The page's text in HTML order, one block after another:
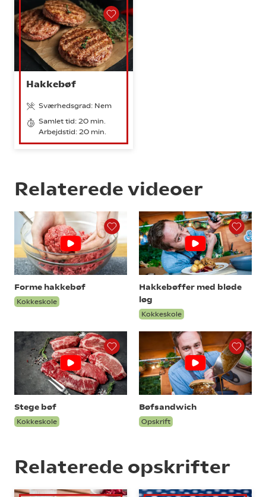
Hakkebøf
Sværhedsgrad: Nem
Samlet tid: 20 min.
Arbejdstid: 20 min.
Relaterede videoer
Forme hakkebøf
Kokkeskole
Hakkebøffer med bløde
løg
Kokkeskole
Stege bøf
Kokkeskole
Bøfsandwich
Opskrift
Relaterede opskrifter